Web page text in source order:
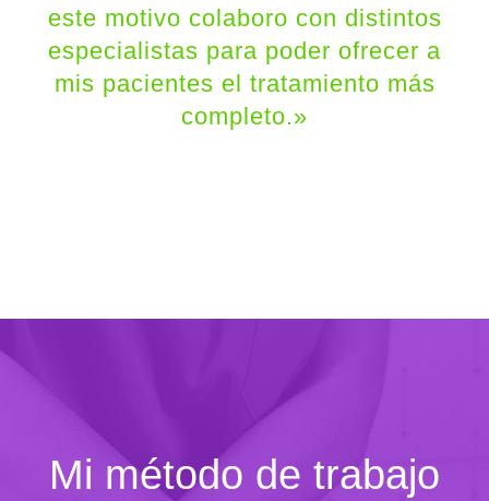
este motivo colaboro con distintos
especialistas para poder ofrecer a
mis pacientes el tratamiento más
completo.»
Mi método de trabajo